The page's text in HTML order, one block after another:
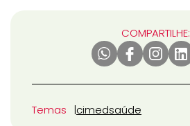
COMPARTILHE:
Temas cimedsaúde